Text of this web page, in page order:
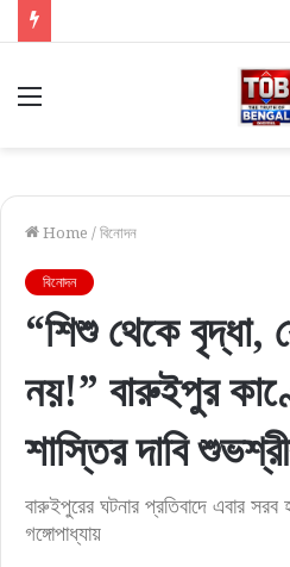
Menu
Home /বিনোদন
বিনোদন
“শিশু থেকে বৃদ্ধা,
নয়!” বারুইপুর
শাস্তির দাবি
বারুইপুরের ঘটনার প্রতিবাদে এবার
গঙ্গোপাধ্যায়